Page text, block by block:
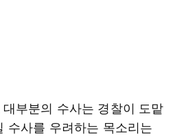
대부분의 수사는 경찰이 도맡
수사를 우려하는 목소리는